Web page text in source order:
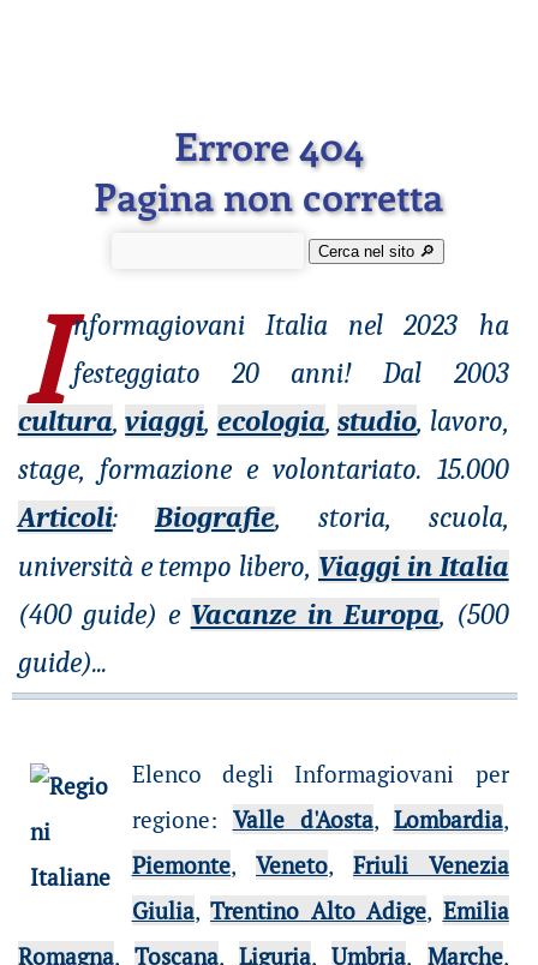
Errore 404
Pagina non corretta
Cerca nel sito 🔎︎
I nformagiovaniItalia nel 2023 ha
festeggiato 20 anni! Dal 2003
cultura,viaggi, ecologia,studio, lavoro,
stage, formazione e volontariato. 15.000
Articoli: Biografie, storia, scuola,
università e tempo libero, Viaggi in Italia
(400 guide) e Vacanze in Europa, (500
guide)...
Elenco degli Informagiovani per
regione: Valle d'Aosta, Lombardia,
Piemonte, Veneto,Friuli Venezia
Giulia,Trentino Alto Adige, Emilia
Romagna, Toscana,Liguria,Umbria, Marche,